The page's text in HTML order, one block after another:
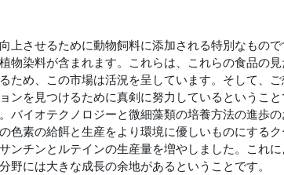
上させるために動物飼料に添加される特別なもの
物染料が含まれます。これらは、これらの食品の
ため、この市場は活況を呈しています。そして、
ンを見つけるために真剣に努力しているというこ
イオテクノロジーと微細藻類の培養方法の進歩
色素の給餌と生産をより環境に優しいものにする
ンチンとルテインの生産量を増やしました。これ
には大きな成長の余地があるということです。